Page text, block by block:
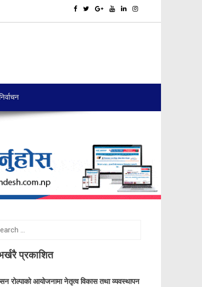
प्रकाशित
रोल्पाको आयोजनामा नेतृत्व विकास तथा व्यवस्थापन